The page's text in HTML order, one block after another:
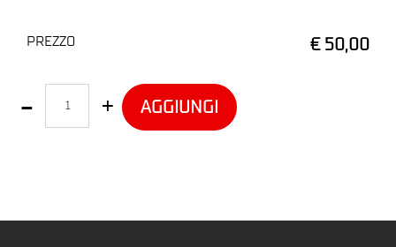
PREZZO € 50,00
AGGIUNGI